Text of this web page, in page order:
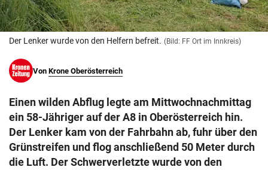
Muthgasse 2, 1190 Wien
Der Lenker wurde von den Helfern befreit. (Bild: FF Ort im Innkreis)
Von Krone Oberösterreich
Einen wilden Abflug legte am Mittwochnachmittag
ein 58-Jähriger auf der A8 in Oberösterreich hin.
Der Lenker kam von der Fahrbahn ab, fuhr über den
Grünstreifen und flog anschließend 50 Meter durch
die Luft. Der Schwerverletzte wurde von den